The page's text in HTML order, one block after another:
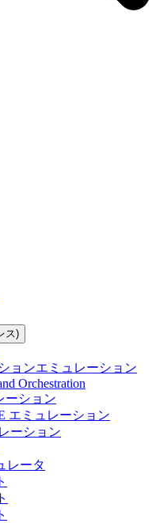
ス)
ョンエミュレーション
Orchestration
ーション
エミュレーション
ーション
レータ